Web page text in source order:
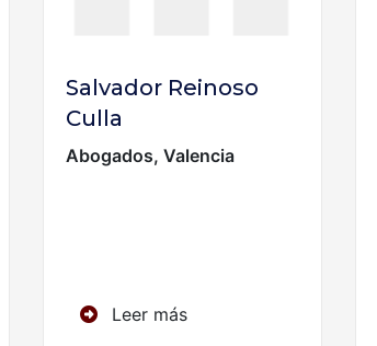
Salvador Reinoso
Culla
Abogados, Valencia
Leer más